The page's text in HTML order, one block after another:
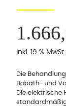
inkl. 19 % MwSt.
Die
Bobath- und
Die elektrische